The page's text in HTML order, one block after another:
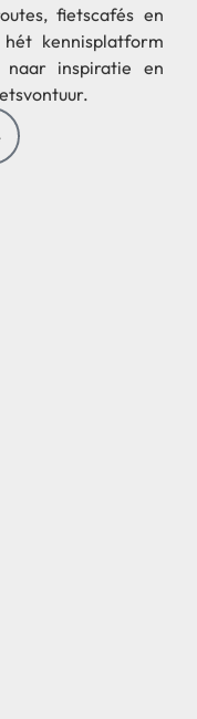
fietscafés en
kennisplatform
inspiratie en